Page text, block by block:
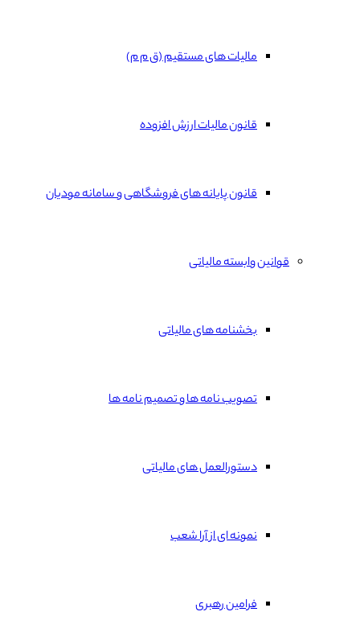
مالیات های مستقیم (ق م م)
قانون مالیات ارزش افزوده
قانون پایانه های فروشگاهی و سامانه مودیان
قوانین وابسته مالیاتی
بخشنامه های مالیاتی
تصویب نامه ها و تصمیم نامه ها
دستورالعمل های مالیاتی
نمونه ای از آرا شعب
فرامین رهبری